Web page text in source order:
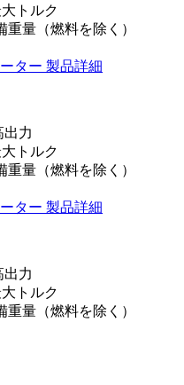
トルク
重量（燃料を除く）
ター 製品詳細
出力
トルク
重量（燃料を除く）
ター 製品詳細
出力
トルク
重量（燃料を除く）